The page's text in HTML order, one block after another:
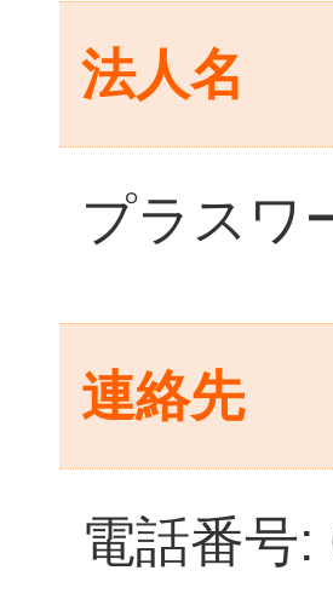
法人名
プラスワ
連絡先
電話番号